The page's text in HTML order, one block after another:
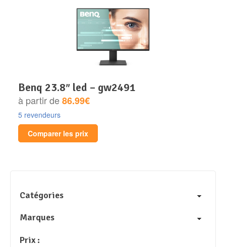
benq 23.8″ led – gw2491
à partir de86.99€
5 revendeurs
Comparer les prix
Catégories
Marques
Prix :